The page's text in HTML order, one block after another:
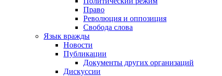
Право
Революция и оппозиция
Свобода слова
Язык вражды
Новости
Публикации
Документы других организаций
Дискуссии